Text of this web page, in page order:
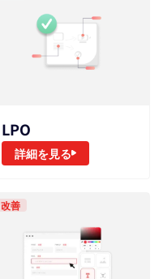
LPO
詳細を見る
改善